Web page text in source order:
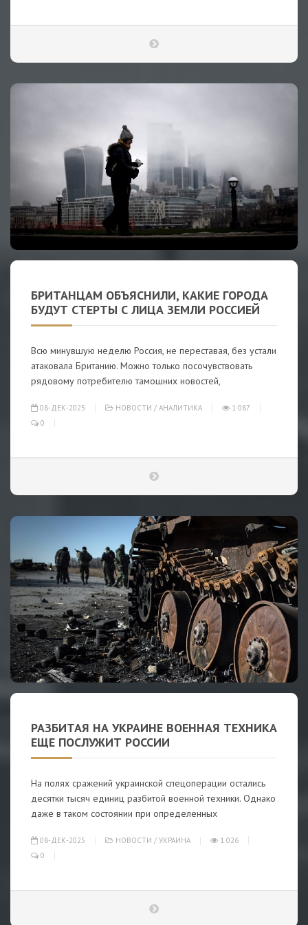
БРИТАНЦАМ ОБЪЯСНИЛИ, КАКИЕ ГОРОДА
БУДУТ СТЕРТЫ С ЛИЦА ЗЕМЛИ РОССИЕЙ
Всю минувшую неделю Россия, не переставая, без устали
атаковала Британию. Можно только посочувствовать
рядовому потребителю тамошних новостей,
08-ДЕК-2025 НОВОСТИ / АНАЛИТИКА
1 087
0
РАЗБИТАЯ НА УКРАИНЕ ВОЕННАЯ ТЕХНИКА
ЕЩЕ ПОСЛУЖИТ РОССИИ
На полях сражений украинской спецоперации остались
десятки тысяч единиц разбитой военной техники. Однако
даже в таком состоянии при определенных
08-ДЕК-2025 НОВОСТИ / УКРАИНА
1 026
0